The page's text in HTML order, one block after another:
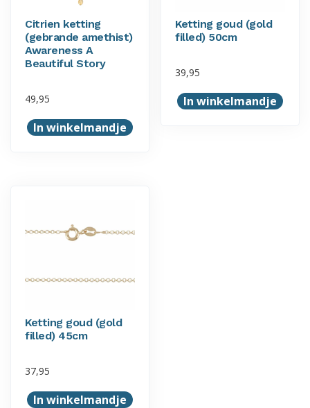
Citrien ketting
(gebrande amethist)
Awareness A
Beautiful Story
49,95
In winkelmandje
Ketting goud (gold
filled) 50cm
39,95
In winkelmandje
Ketting goud (gold
filled) 45cm
37,95
In winkelmandje